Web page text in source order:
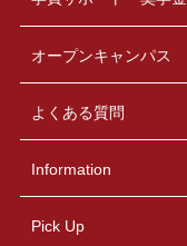
オープンキャンパス
よくある質問
Information
Pick Up